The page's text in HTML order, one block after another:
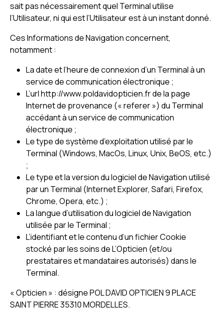
sait pas nécessairement quel Terminal utilise
l’Utilisateur, ni qui est l’Utilisateur est à un instant donné.
Ces Informations de Navigation concernent,
notamment :
La date et l’heure de connexion d’un Terminal à un
service de communication électronique ;
L’url http://www.poldavidopticien.fr de la page
Internet de provenance (« referer ») du Terminal
accédant à un service de communication
électronique ;
Le type de système d’exploitation utilisé par le
Terminal (Windows, MacOs, Linux, Unix, BeOS, etc.)
;
Le type et la version du logiciel de Navigation utilisé
par un Terminal (Internet Explorer, Safari, Firefox,
Chrome, Opera, etc.) ;
La langue d’utilisation du logiciel de Navigation
utilisée par le Terminal ;
L’identifiant et le contenu d’un fichier Cookie
stocké par les soins de L’Opticien (et/ou
prestataires et mandataires autorisés) dans le
Terminal.
« Opticien » : désigne POL DAVID OPTICIEN 9 PLACE
SAINT PIERRE 35310 MORDELLES.